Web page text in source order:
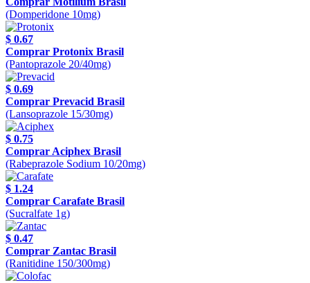
(Domperidone 10mg)
$ 0.67
Comprar Protonix Brasil
(Pantoprazole 20/40mg)
$ 0.69
Comprar Prevacid Brasil
(Lansoprazole 15/30mg)
$ 0.75
Comprar Aciphex Brasil
(Rabeprazole Sodium 10/20mg)
$ 1.24
Comprar Carafate Brasil
(Sucralfate 1g)
$ 0.47
Comprar Zantac Brasil
(Ranitidine 150/300mg)